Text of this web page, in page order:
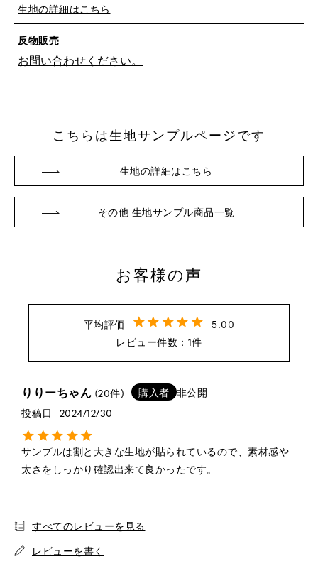
生地の詳細はこちら
反物販売
お問い合わせください。
※詳しくはこちら
※詳しくはこちら
こちらは生地サンプルページです
生地の詳細はこちら
その他 生地サンプル商品一覧
お客様の声
5.00
1
りりーちゃん 20 購入者 非公開
投稿日
2024/12/30
サンプルは割と大きな生地が貼られているので、素材感や
太さをしっかり確認出来て良かったです。
すべてのレビューを見る
レビューを書く